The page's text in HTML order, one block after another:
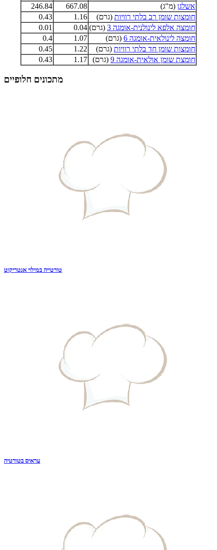
אשלגן (מ"ג) 667.08
246.84
חומצות שומן רב בלתי רוויות (גרם) 1.16
0.43
חומצה אלפא לינולנית-אומגה 3
(גרם) 0.04
0.01
חומצה לינולאית-אומגה 6
(גרם) 1.07
0.4
חומצות שומן חד בלתי רוויות (גרם) 1.22
0.45
חומצת שומן אולאית-אומגה 9
(גרם) 1.17
0.43
מתכונים חלופיים
טורטייה במילוי אנטריקוט
עראיס בטורטיה